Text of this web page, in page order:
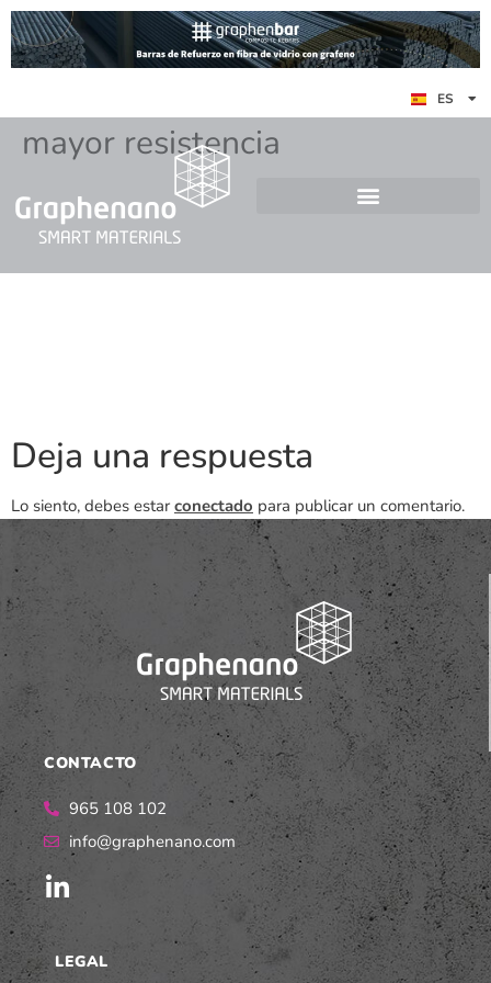
ES
EN
DE
mayor resistencia
Deja una respuesta
Lo siento, debes estar conectado para publicar un comentario.
CONTACTO
965 108 102
info@graphenano.com
LEGAL